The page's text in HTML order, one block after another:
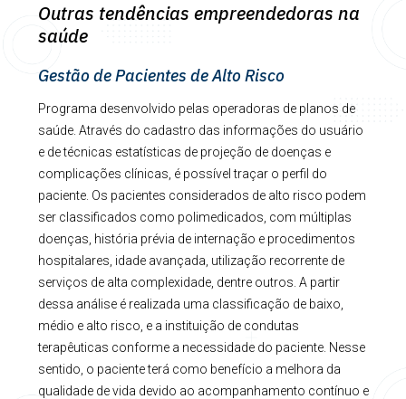
Outras tendências empreendedoras na
saúde
Gestão de Pacientes de Alto Risco
Programa desenvolvido pelas operadoras de planos de
saúde. Através do cadastro das informações do usuário
e de técnicas estatísticas de projeção de doenças e
complicações clínicas, é possível traçar o perfil do
paciente. Os pacientes considerados de alto risco podem
ser classificados como polimedicados, com múltiplas
doenças, história prévia de internação e procedimentos
hospitalares, idade avançada, utilização recorrente de
serviços de alta complexidade, dentre outros. A partir
dessa análise é realizada uma classificação de baixo,
médio e alto risco, e a instituição de condutas
terapêuticas conforme a necessidade do paciente. Nesse
sentido, o paciente terá como benefício a melhora da
qualidade de vida devido ao acompanhamento contínuo e